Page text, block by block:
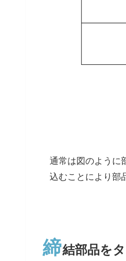
通常は図のように
込むことにより部
締結部品を